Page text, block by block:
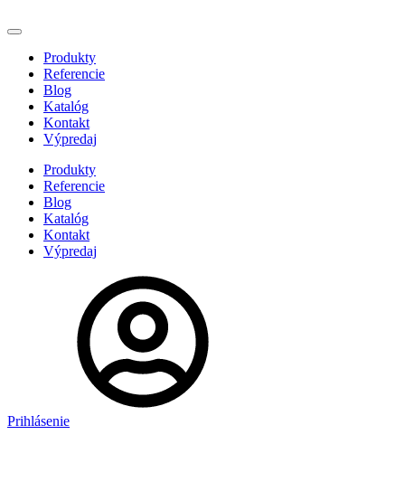
Produkty
Referencie
Blog
Katalóg
Kontakt
Výpredaj
Produkty
Referencie
Blog
Katalóg
Kontakt
Výpredaj
Prihlásenie